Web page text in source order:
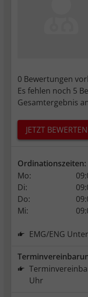
0 Bewertungen
Es fehlen noch 5
Gesamtergebnis
JETZT BEWERTEN
Ordinationszeiten:
Mo:
Di:
Do:
Mi:
EMG/ENG
Uhr
Dient zum
die URL, von
verlinkt
Speicherdauer:
Kurzlebige
Besuch
werden